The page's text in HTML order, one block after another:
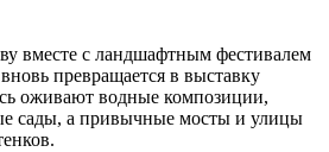
вместе с ландшафтным фестивалем
превращается в выставку
оживают водные композиции,
сады, а привычные мосты и улицы